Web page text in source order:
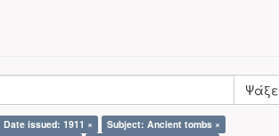
Ψάξε
Date issued: 1911 ×
Subject: Ancient tombs ×